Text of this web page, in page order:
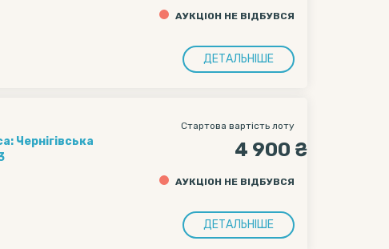
№5011-15/11247-
АУКЦІОН НЕ ВІДБУВСЯ
ДЕТАЛЬНІШЕ
Чернігівська
Стартова вартість лоту
4 900 ₴
АУКЦІОН НЕ ВІДБУВСЯ
ДЕТАЛЬНІШЕ